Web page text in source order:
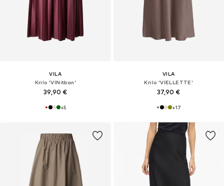
VILA
Krilo 'VINitban'
39,90 €
+5
VILA
Krilo 'VIELLETTE'
37,90 €
+17